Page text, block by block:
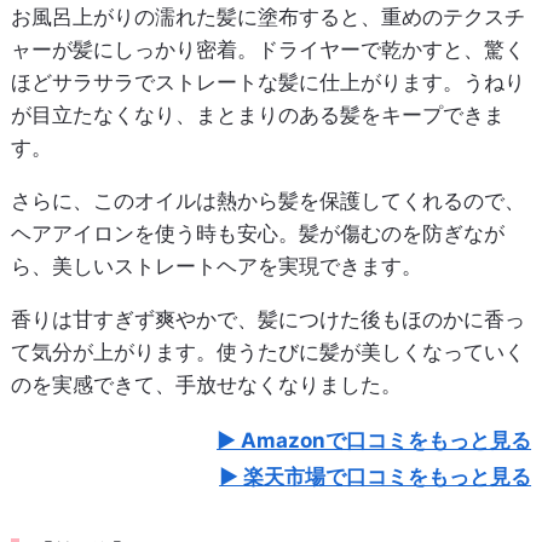
お風呂上がりの濡れた髪に塗布すると、重めのテクスチ
ャーが髪にしっかり密着。ドライヤーで乾かすと、驚く
ほどサラサラでストレートな髪に仕上がります。うねり
が目立たなくなり、まとまりのある髪をキープできま
す。
さらに、このオイルは熱から髪を保護してくれるので、
ヘアアイロンを使う時も安心。髪が傷むのを防ぎなが
ら、美しいストレートヘアを実現できます。
香りは甘すぎず爽やかで、髪につけた後もほのかに香っ
て気分が上がります。使うたびに髪が美しくなっていく
のを実感できて、手放せなくなりました。
Amazonで口コミをもっと見る
楽天市場で口コミをもっと見る